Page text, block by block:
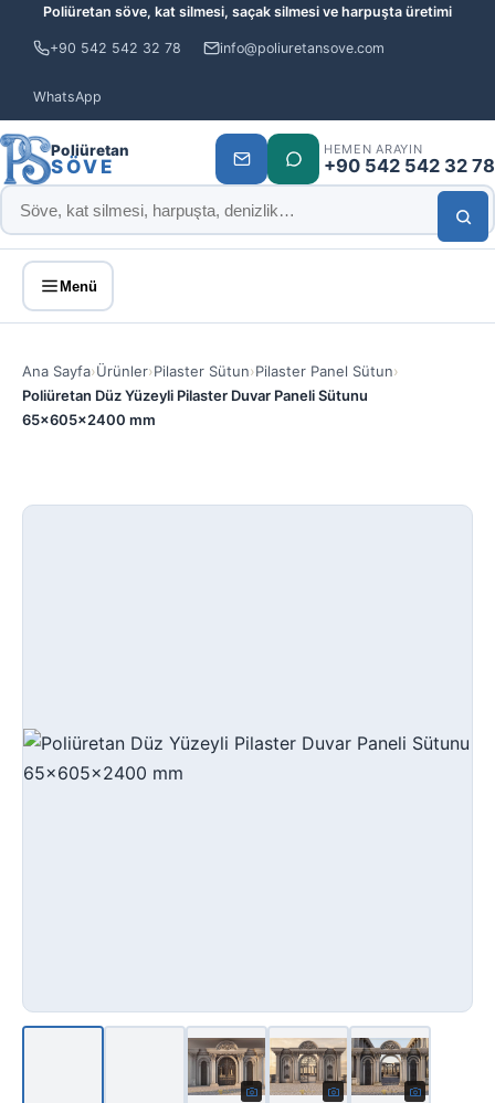
Poliüretan söve, kat silmesi, saçak silmesi ve harpuşta üretimi
+90 542 542 32 78 info@poliuretansove.com
WhatsApp
Poliüretan
SÖVE
HEMEN ARAYIN
+90 542 542 32 78
Menü
Ana Sayfa›Ürünler›Pilaster Sütun›Pilaster Panel Sütun›
Poliüretan Düz Yüzeyli Pilaster Duvar Paneli Sütunu
65x605x2400 mm